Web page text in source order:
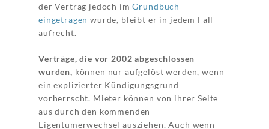
der Vertrag jedoch imGrundbuch
eingetragen wurde, bleibt er in jedem Fall
aufrecht.
Verträge, die vor 2002 abgeschlossen
wurden, können nur aufgelöst werden, wenn
ein explizierter Kündigungsgrund
vorherrscht. Mieter können von ihrer Seite
aus durch den kommenden
Eigentümerwechsel ausziehen. Auch wenn